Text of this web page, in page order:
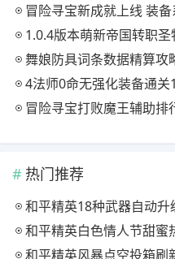
冒险寻宝新成就上线 装
1.0.4版本萌新帝国转职
舞娘防具词条数据精算攻
4法师0命无强化装备通
冒险寻宝打败魔王辅助排
热门推荐
和平精英18种武器自动
和平精英白色情人节甜蜜
和平精英风暴点空投箱刷